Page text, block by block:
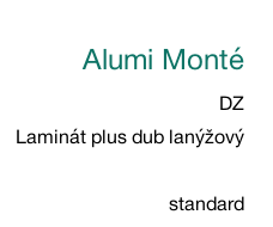
Alumi Monté
DZ
Laminát plus dub lanýžový
standard